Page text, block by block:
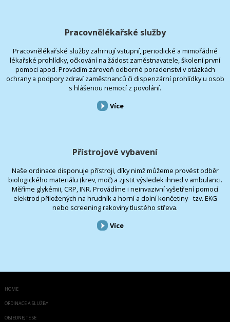
Pracovnělékařské služby
Pracovnělékařské služby zahrnují vstupní, periodické a mimořádné
lékařské prohlídky, očkování na žádost zaměstnavatele, školení první
pomoci apod. Provádím zároveň odborné poradenství v otázkách
ochrany a podpory zdraví zaměstnanců či dispenzární prohlídky u osob
s hlášenou nemocí z povolání.
Více
Přístrojové vybavení
Naše ordinace disponuje přístroji, díky nimž můžeme provést odběr
biologického materiálu (krev, moč) a zjistit výsledek ihned v ambulanci.
Měříme glykémii, CRP, INR. Provádíme i neinvazivní vyšetření pomocí
elektrod přiložených na hrudník a horní a dolní končetiny - tzv. EKG
nebo screening rakoviny tlustého střeva.
Více
HOME
ORDINACE A SLUŽBY
OBJEDNEJTE SE